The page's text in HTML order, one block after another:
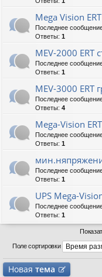
Mega Vision
Последнее
Ответы: 1
MEV-2000 ERT
Последнее
Ответы: 1
MEV-3000 ERT
Последнее
Ответы: 4
Mega-Vision
Последнее
Ответы: 1
Последнее
Ответы: 1
UPS Mega-
Последнее
Ответы: 1
Поле сортировки
Новая тема